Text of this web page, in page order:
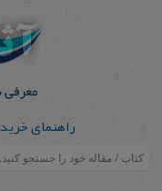
راهنمای خرید